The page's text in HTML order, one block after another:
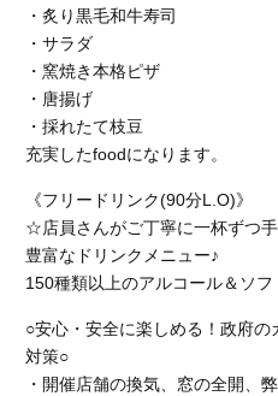
・炙り黒毛和牛寿司
・サラダ
・窯焼き本格ピザ
・唐揚げ
・採れたて枝豆
充実したfoodになります。
《フリードリンク(90分L.O)》
☆店員さんがご丁寧に一杯ずつ手
豊富なドリンクメニュー♪
150種類以上のアルコール＆ソフ
○安心・安全に楽しめる！政府
対策○
・開催店舗の換気、窓の全開、